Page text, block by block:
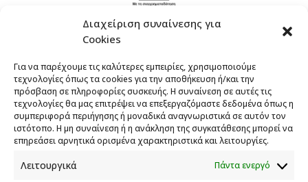
Διαχείριση συναίνεσης για
Cookies
Για να παρέχουμε τις καλύτερες εμπειρίες, χρησιμοποιούμε
τεχνολογίες όπως τα cookies για την αποθήκευση ή/και την
πρόσβαση σε πληροφορίες συσκευής. Η συναίνεση σε αυτές τις
τεχνολογίες θα μας επιτρέψει να επεξεργαζόμαστε δεδομένα όπως η
συμπεριφορά περιήγησης ή μοναδικά αναγνωριστικά σε αυτόν τον
ιστότοπο. Η μη συναίνεση ή η ανάκληση της συγκατάθεσης μπορεί να
επηρεάσει αρνητικά ορισμένα χαρακτηριστικά και λειτουργίες.
Λειτουργικά Πάντα ενεργό
Το έργο υλοποιείται στο πλαίσιο του
2021-2027» με τη συγχρηματοδότηση της ΕΕ
ΕΝΙΣΧΥΣΗ ΤΗΣ ΑΝΤΑΓΩΝΙΣΤΙΚΟΤΗΤΑΣ ΤΗΣ